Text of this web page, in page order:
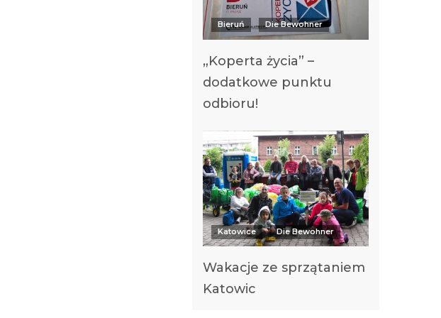
Bieruń Die Bewohner
„Koperta życia” –
dodatkowe punktu
odbioru!
Katowice Die Bewohner
Wakacje ze sprzątaniem
Katowic